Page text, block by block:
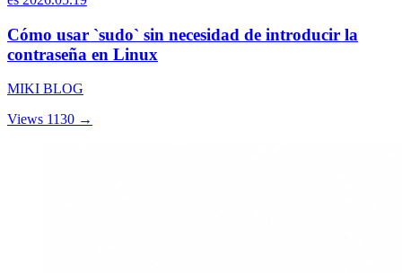
Cómo usar `sudo` sin necesidad de introducir la
contraseña en Linux
MIKI BLOG
Views 1130 →